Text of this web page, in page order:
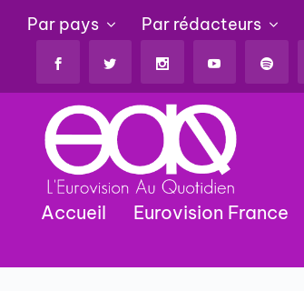
Par pays Par rédacteurs
Accueil Eurovision France